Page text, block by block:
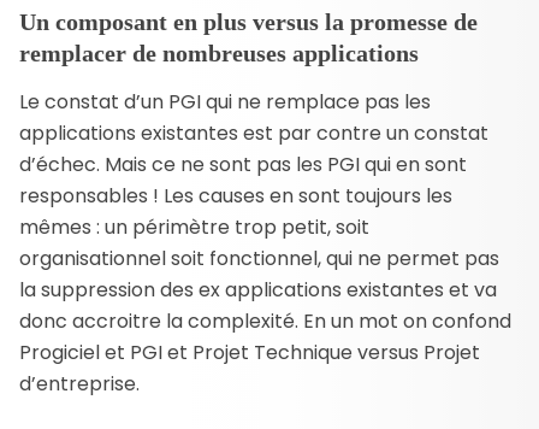
Un composant en plus versus la promesse de
remplacer de nombreuses applications
Le constat d’un PGI qui ne remplace pas les
applications existantes est par contre un constat
d’échec. Mais ce ne sont pas les PGI qui en sont
responsables ! Les causes en sont toujours les
mêmes : un périmètre trop petit, soit
organisationnel soit fonctionnel, qui ne permet pas
la suppression des ex applications existantes et va
donc accroitre la complexité. En un mot on confond
Progiciel et PGI et Projet Technique versus Projet
d’entreprise.